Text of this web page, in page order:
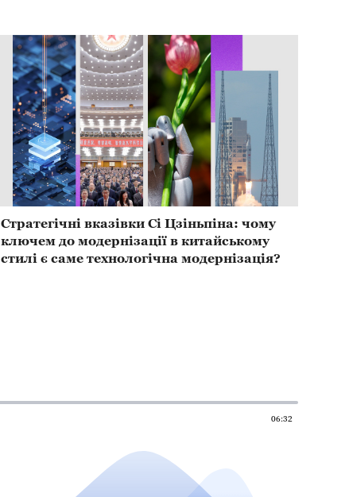
Стратегічні вказівки Сі Цзіньпіна: чому
ключем до модернізації в китайському
стилі є саме технологічна модернізація?
06:32